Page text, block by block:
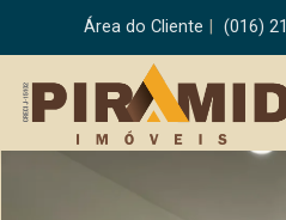
Área do Cliente (016)